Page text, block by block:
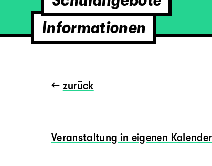
Informationen
← zurück
Veranstaltung in eigenen Kalender